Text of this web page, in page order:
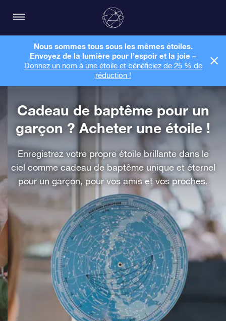
Nous sommes tous sous les mêmes étoiles.
Envoyez de la lumière pour l’espoir et la joie –
Donnez un nom à une étoile et bénéficiez de 25 % de
réduction !
Cadeau de baptême pour un
garçon ? Acheter une étoile !
Enregistrez votre propre étoile brillante dans le
ciel comme cadeau de baptême unique et éternel
pour un garçon, pour vos amis et vos proches.